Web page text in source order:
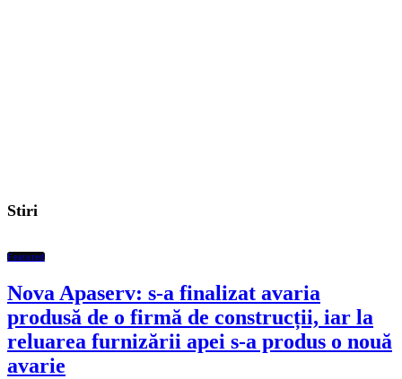
Stiri
Featured
Nova Apaserv: s-a finalizat avaria
produsă de o firmă de construcții, iar la
reluarea furnizării apei s-a produs o nouă
avarie